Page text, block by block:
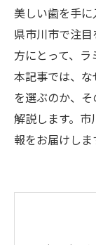
美しい歯を手
県市川市で注
方にとって、ラ
本記事では、
を選ぶのか、
解説します。
報をお届けしま